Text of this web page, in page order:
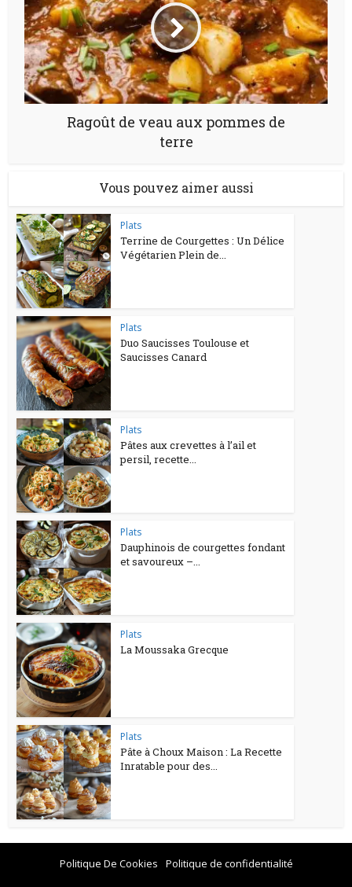
Ragoût de veau aux pommes de
terre
Vous pouvez aimer aussi
Plats
Terrine de Courgettes : Un Délice
Végétarien Plein de...
Plats
Duo Saucisses Toulouse et
Saucisses Canard
Plats
Pâtes aux crevettes à l’ail et
persil, recette...
Plats
Dauphinois de courgettes fondant
et savoureux –...
Plats
La Moussaka Grecque
Plats
Pâte à Choux Maison : La Recette
Inratable pour des...
Politique De Cookies Politique de confidentialité